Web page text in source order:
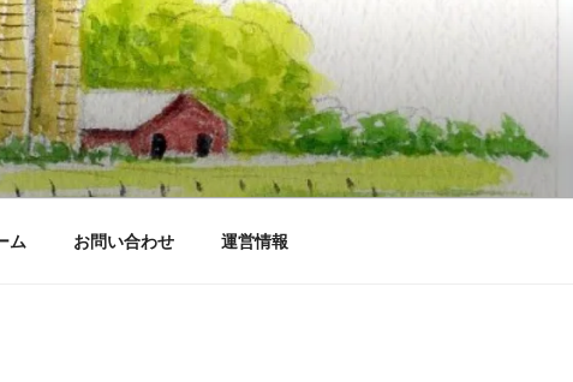
ム お問い合わせ 運営情報